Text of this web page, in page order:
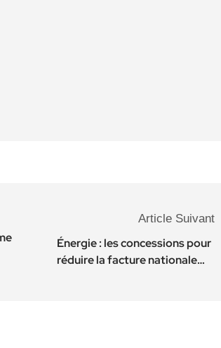
Article Suivant
Énergie : les concessions pour
réduire la facture nationale…